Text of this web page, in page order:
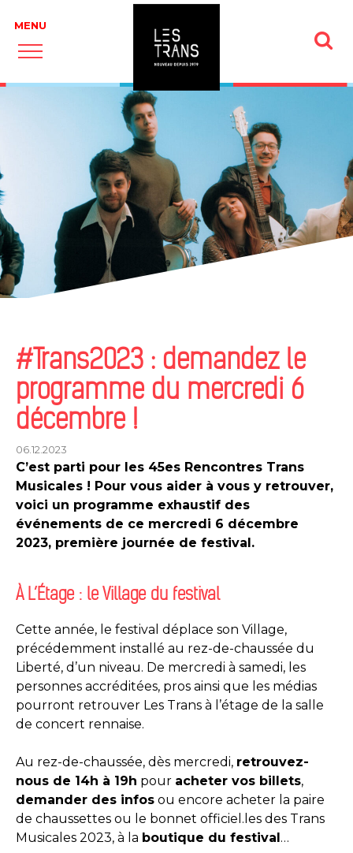
#Trans2023 : demandez le
programme du mercredi 6
décembre !
06.12.2023
C’est parti pour les 45es Rencontres Trans
Musicales ! Pour vous aider à vous y retrouver,
voici un programme exhaustif des
événements de ce mercredi 6 décembre
2023, première journée de festival.
À L’Étage : le Village du festival
Cette année, le festival déplace son Village,
précédemment installé au rez-de-chaussée du
Liberté, d’un niveau. De mercredi à samedi, les
personnes accréditées, pros ainsi que les médias
pourront retrouver Les Trans à l’étage de la salle
de concert rennaise.
Au rez-de-chaussée, dès mercredi, retrouvez-
nous de 14h à 19h pour acheter vos billets,
demander des infos ou encore acheter la paire
de chaussettes ou le bonnet officiel.les des Trans
Musicales 2023, à la boutique du festival…